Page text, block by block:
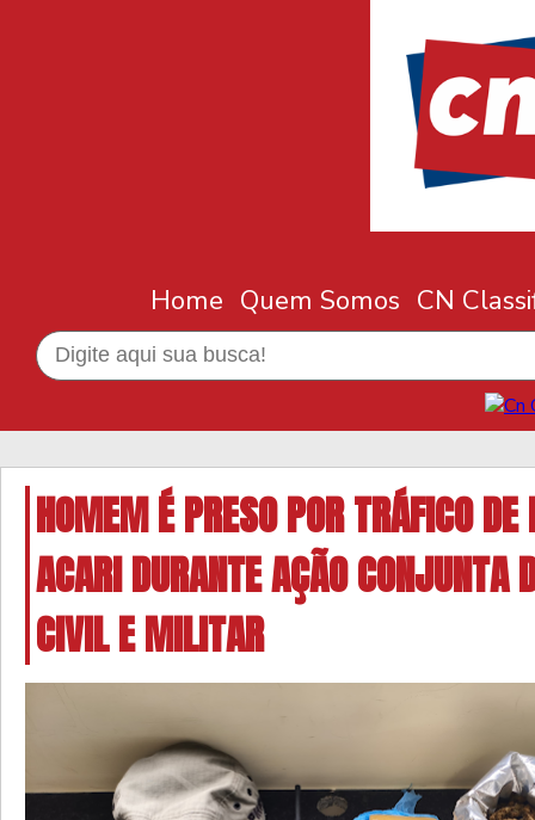
Home Quem Somos CN
HOMEM É PRESO POR TRÁFICO DE
ACARI DURANTE AÇÃO CONJUNTA
CIVIL E MILITAR